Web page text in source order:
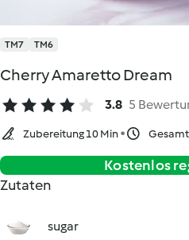
TM7 TM6
Cherry Amaretto Dream
3.8 5
Zubereitung 10 Min
Kostenlos
Zutaten
sugar